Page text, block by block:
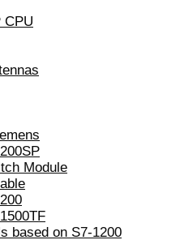
CPU
Module
based on S7-1200